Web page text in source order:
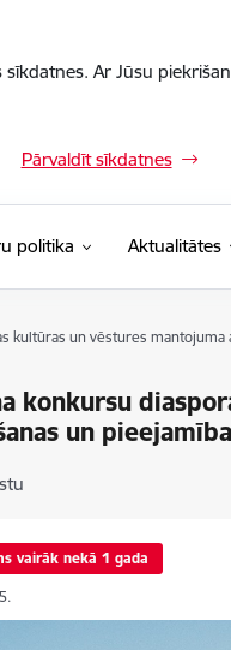
Ar Jūsu
Pārvaldīt sīkdatnes
politika Aktualitātes
kultūras un vēstures
konkursu
un
vairāk nekā 1 gada